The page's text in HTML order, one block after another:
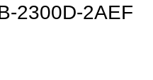
2300D-2AEF